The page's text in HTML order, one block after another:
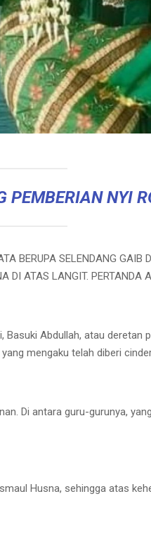
PEMBERIAN NYI
BERUPA SELENDANG GAIB
DI ATAS LANGIT. PERTANDA
Abdullah, atau deretan
mengaku telah diberi
Di antara guru-gurunya,
Husna, sehingga atas